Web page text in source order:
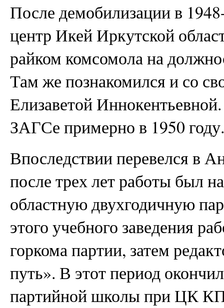
После демобилизации в
центр Икей Иркутской
райком комсомола на
Там же познакомился и со
Елизаветой
ЗАГСе примерно в 1950 году.
Впоследствии перевелся в
после трех лет работы был
областную двухгодичную
этого учебного заведения
горкома партии, затем
путь». В этот период
партийной школы при ЦК